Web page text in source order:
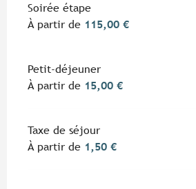
Soirée étape
À partir de 115,00 €
Petit-déjeuner
À partir de 15,00 €
Taxe de séjour
À partir de 1,50 €